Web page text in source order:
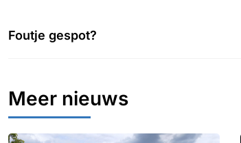
Foutje gespot?
Meer nieuws